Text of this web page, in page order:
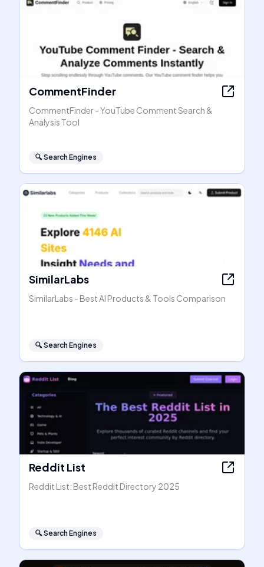
CommentFinder
CommentFinder - YouTube Comment Search &
Analysis Tool
🔍Search Engines
SimilarLabs
SimilarLabs - Best AI Products & Tools Comparison
🔍Search Engines
Reddit List
Reddit List: Best Reddit Directory 2025
🔍Search Engines